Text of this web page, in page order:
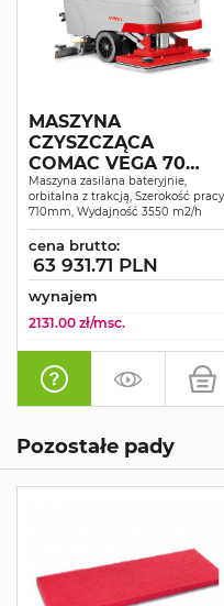
MASZYNA
CZYSZCZĄCA
COMAC VEGA 70
BTO
Maszyna zasilana bateryjnie,
orbitalna z trakcją, Szerokość pracy
710mm, Wydajność 3550 m2/h
cena brutto:
63 931.71 PLN
wynajem
2131.00 zł/msc.
Pozostałe pady